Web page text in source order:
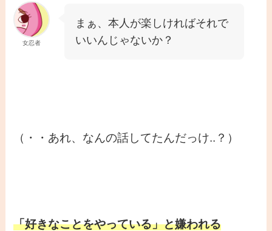
女忍者
まぁ、本人が楽しければそれで
いいんじゃないか？
（・・あれ、なんの話してたんだっけ..？）
「好きなことをやっている」と嫌われる